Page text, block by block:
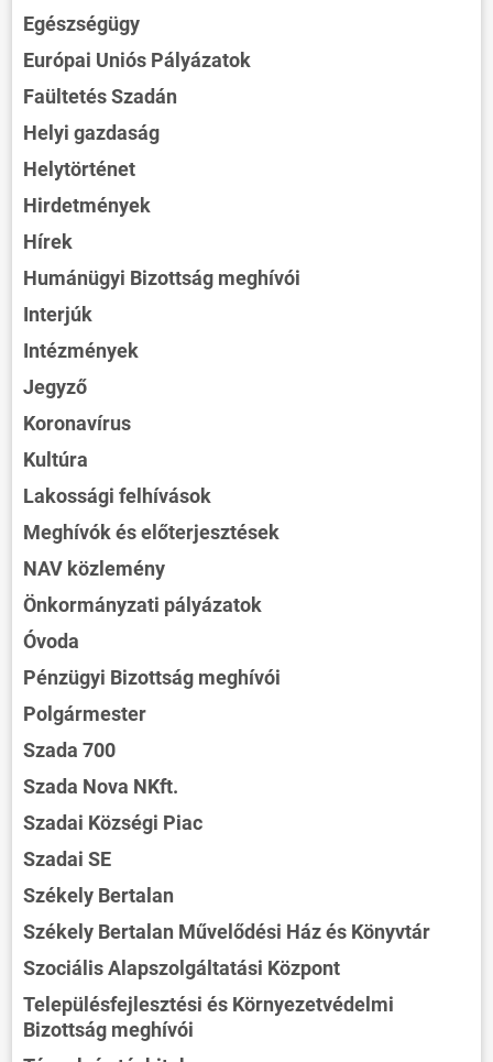
Egészségügy
Európai Uniós Pályázatok
Faültetés Szadán
Helyi gazdaság
Helytörténet
Hirdetmények
Hírek
Humánügyi Bizottság meghívói
Interjúk
Intézmények
Jegyző
Koronavírus
Kultúra
Lakossági felhívások
Meghívók és előterjesztések
NAV közlemény
Önkormányzati pályázatok
Óvoda
Pénzügyi Bizottság meghívói
Polgármester
Szada 700
Szada Nova NKft.
Szadai Községi Piac
Szadai SE
Székely Bertalan
Székely Bertalan Művelődési Ház és Könyvtár
Szociális Alapszolgáltatási Központ
Településfejlesztési és Környezetvédelmi
Bizottság meghívói